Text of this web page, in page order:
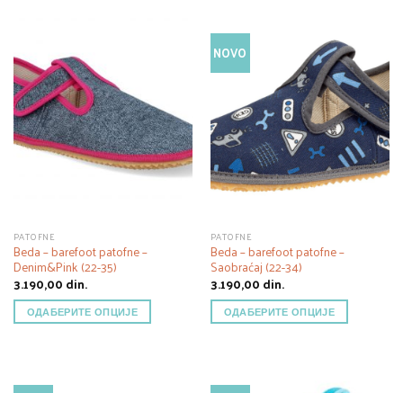
PATOFNE
Beda – barefoot patofne –
Denim&Pink (22-35)
3.190,00 din.
ОДАБЕРИТЕ ОПЦИЈЕ
NOVO
PATOFNE
Beda – barefoot patofne –
Saobraćaj (22-34)
3.190,00 din.
ОДАБЕРИТЕ ОПЦИЈЕ